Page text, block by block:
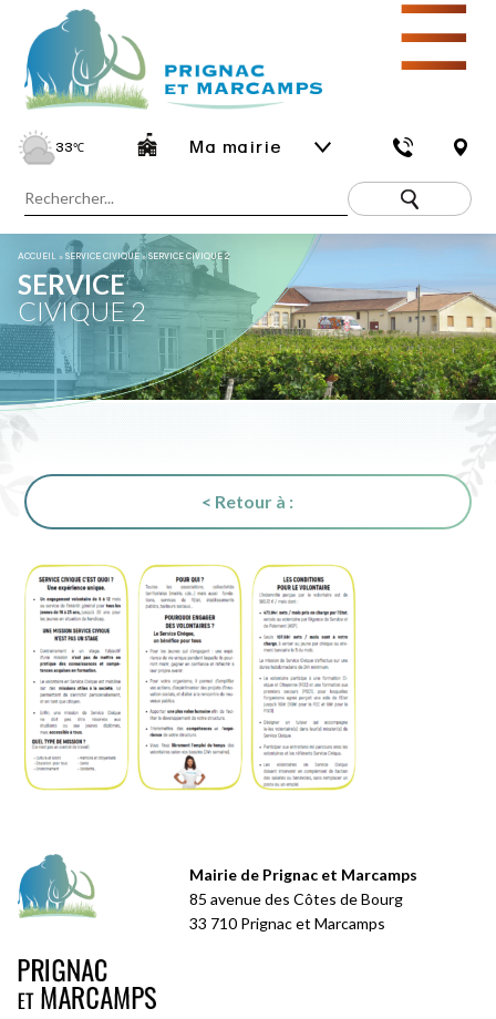
33℃ Ma mairie
☰
ACCUEIL »SERVICE CIVIQUE»SERVICE CIVIQUE 2
SERVICE
CIVIQUE 2
< Retour à :
Mairie de Prignac et Marcamps
85 avenue des Côtes de Bourg
33 710 Prignac et Marcamps